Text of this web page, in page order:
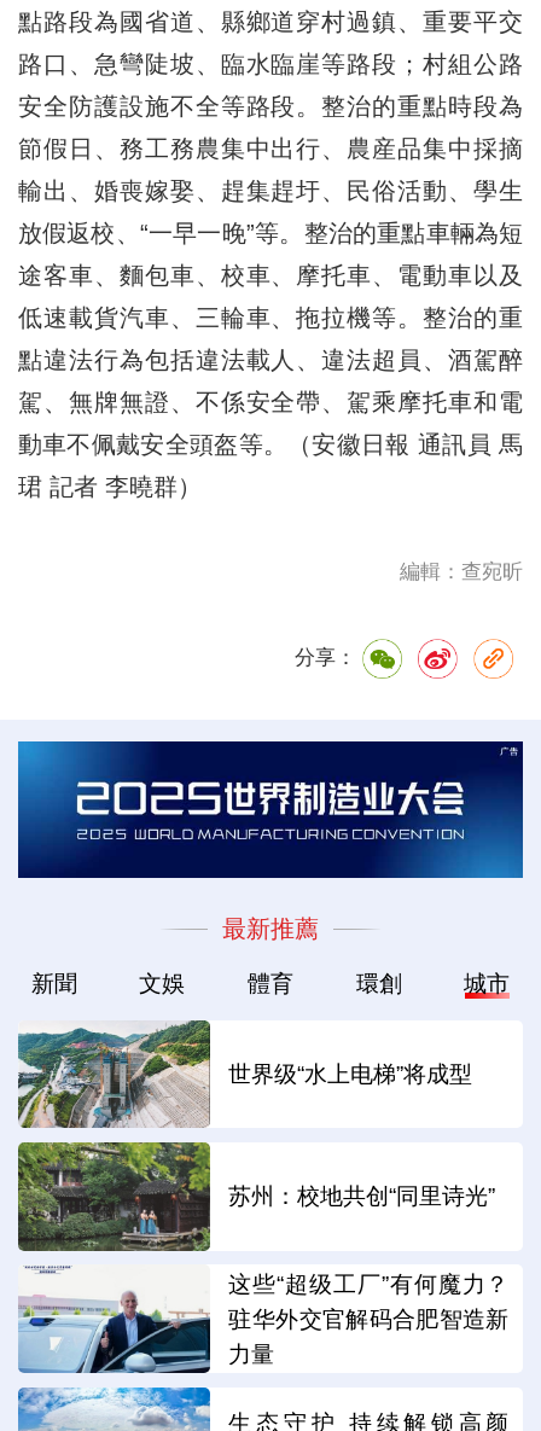
點路段為國省道、縣鄉道穿村過鎮、重要平交
路口、急彎陡坡、臨水臨崖等路段；村組公路
安全防護設施不全等路段。整治的重點時段為
節假日、務工務農集中出行、農産品集中採摘
輸出、婚喪嫁娶、趕集趕圩、民俗活動、學生
放假返校、“一早一晚”等。整治的重點車輛為短
途客車、麵包車、校車、摩托車、電動車以及
低速載貨汽車、三輪車、拖拉機等。整治的重
點違法行為包括違法載人、違法超員、酒駕醉
駕、無牌無證、不係安全帶、駕乘摩托車和電
動車不佩戴安全頭盔等。（安徽日報 通訊員 馬
珺 記者 李曉群）
編輯：查宛昕
分享：
最新推薦
新聞 文娛 體育 環創 城市
世界级“水上电梯”将成型
苏州：校地共创“同里诗光”
这些“超级工厂”有何魔力？
驻华外交官解码合肥智造新
力量
生态守护 持续解锁高颜